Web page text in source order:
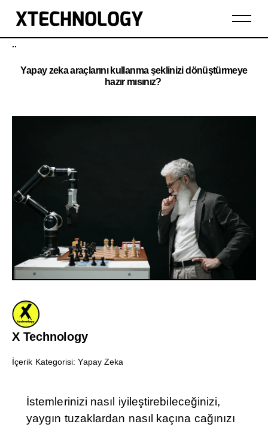
..
Yapay zeka araçlarını kullanma şeklinizi dönüştürmeye
hazır mısınız?
X Technology
İçerik Kategorisi: Yapay Zeka
İstemlerinizi nasıl iyileştirebileceğinizi,
yaygın tuzaklardan nasıl kaçına cağınızı